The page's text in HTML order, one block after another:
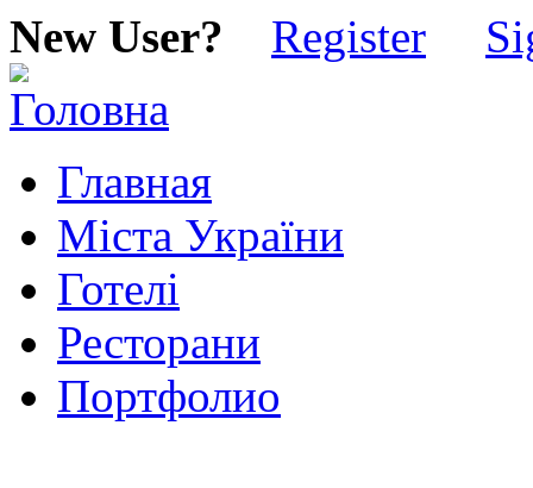
New User? Register
Главная
Міста України
Готелі
Ресторани
Портфолио